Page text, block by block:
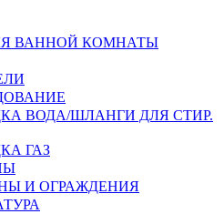
ВАННОЙ КОМНАТЫ
ВОДА/ШЛАНГИ ДЛЯ СТИР.
ГАЗ
И ОГРАЖДЕНИЯ